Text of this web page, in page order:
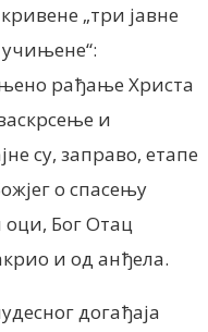
„три јавне
учињене“:
њено рађање Христа
и
су, заправо, етапе
о спасењу
оци, Бог Отац
и од анђела.
догађаја